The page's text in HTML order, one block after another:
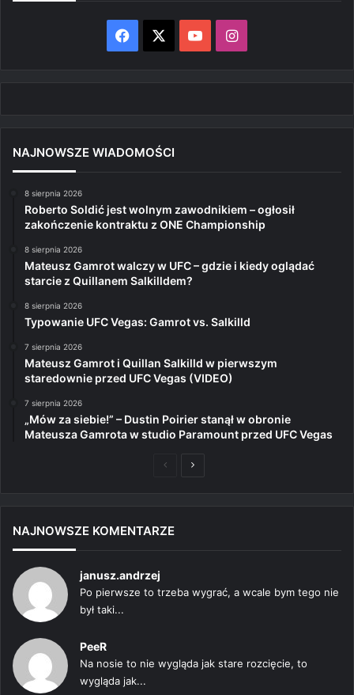
Facebook YouTubeInstagram
NAJNOWSZE WIADOMOŚCI
8 sierpnia 2026
Roberto Soldić jest wolnym zawodnikiem – ogłosił
zakończenie kontraktu z ONE Championship
8 sierpnia 2026
Mateusz Gamrot walczy w UFC – gdzie i kiedy oglądać
starcie z Quillanem Salkilldem?
8 sierpnia 2026
Typowanie UFC Vegas: Gamrot vs. Salkilld
7 sierpnia 2026
Mateusz Gamrot i Quillan Salkilld w pierwszym
staredownie przed UFC Vegas (VIDEO)
7 sierpnia 2026
„Mów za siebie!” – Dustin Poirier stanął w obronie
Mateusza Gamrota w studio Paramount przed UFC Vegas
PoprzedniaNastępna
NAJNOWSZE KOMENTARZE
janusz.andrzej
Po pierwsze to trzeba wygrać, a wcale bym tego nie
był taki...
PeeR
Na nosie to nie wygląda jak stare rozcięcie, to
wygląda jak...